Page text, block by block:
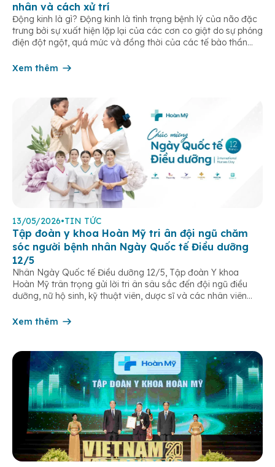
nhân và cách xử trí
Động kinh là gì? Động kinh là tình trạng bệnh lý của não đặc
trưng bởi sự xuất hiện lặp lại của các cơn co giật do sự phóng
điện đột ngột, quá mức và đồng thời của các tế bào thần
Xem thêm
13/05/2026•TIN TỨC
Tập đoàn y khoa Hoàn Mỹ tri ân đội ngũ chăm
sóc người bệnh nhân Ngày Quốc tế Điều dưỡng
12/5
Nhân Ngày Quốc tế Điều dưỡng 12/5, Tập đoàn Y khoa
Hoàn Mỹ trân trọng gửi lời tri ân sâu sắc đến đội ngũ điều
dưỡng, nữ hộ sinh, kỹ thuật viên, dược sĩ và các nhân viên
âm thầm đồng hành trên […]
Xem thêm